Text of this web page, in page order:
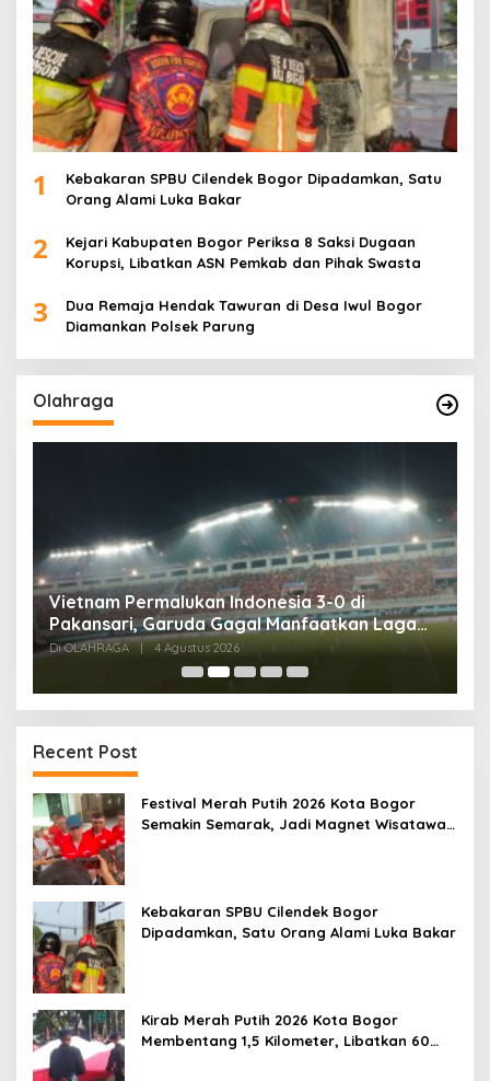
1
Kebakaran SPBU Cilendek Bogor Dipadamkan, Satu
Orang Alami Luka Bakar
2
Kejari Kabupaten Bogor Periksa 8 Saksi Dugaan
Korupsi, Libatkan ASN Pemkab dan Pihak Swasta
3
Dua Remaja Hendak Tawuran di Desa Iwul Bogor
Diamankan Polsek Parung
Olahraga
Vietnam Permalukan Indonesia 3-0 di
Pakansari, Garuda Gagal Manfaatkan Laga
Kandang
Di OLAHRAGA | 4 Agustus 2026
Recent Post
Festival Merah Putih 2026 Kota Bogor
Semakin Semarak, Jadi Magnet Wisatawan
Kebakaran SPBU Cilendek Bogor
Dipadamkan, Satu Orang Alami Luka Bakar
Kirab Merah Putih 2026 Kota Bogor
Membentang 1,5 Kilometer, Libatkan 60